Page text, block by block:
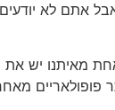
אתם לא
מאיתנו יש את
פופולאריים